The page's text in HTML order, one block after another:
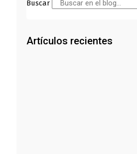
Buscar
Artículos recientes